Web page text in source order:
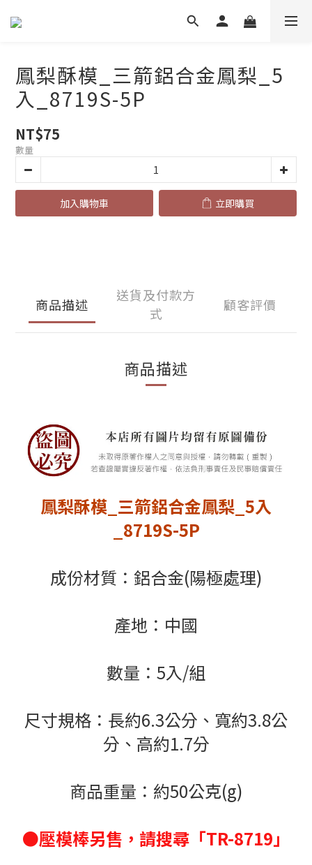
鳳梨酥模_三箭鋁合金鳳梨_5
入_8719S-5P
NT$75
數量
加入購物車 立即購買
商品描述
送貨及付款方
式
顧客評價
商品描述
鳳梨酥模_三箭鋁合金鳳梨_5入
_8719S-5P
成份材質：鋁合金(陽極處理)
產地：中國
數量：5入/組
尺寸規格：長約6.3公分、寬約3.8公
分、高約1.7分
商品重量：約50公克(g)
●壓模棒另售，請搜尋「TR-8719」